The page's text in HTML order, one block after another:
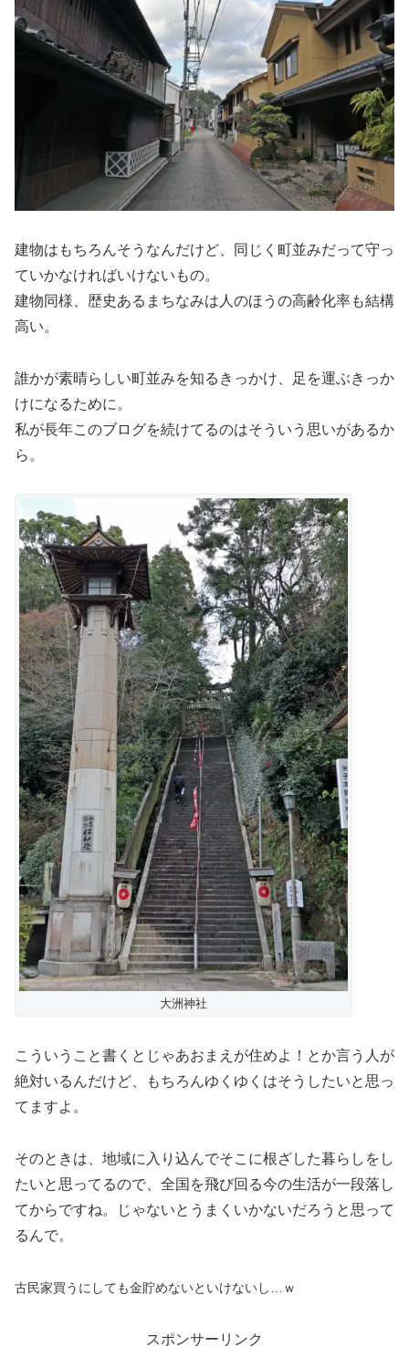
建物はもちろんそうなんだけど、同じく町並みだって守っ
ていかなければいけないもの。
建物同様、歴史あるまちなみは人のほうの高齢化率も結構
高い。
誰かが素晴らしい町並みを知るきっかけ、足を運ぶきっか
けになるために。
私が長年このブログを続けてるのはそういう思いがあるか
ら。
大洲神社
こういうこと書くとじゃあおまえが住めよ！とか言う人が
絶対いるんだけど、もちろんゆくゆくはそうしたいと思っ
てますよ。
そのときは、地域に入り込んでそこに根ざした暮らしをし
たいと思ってるので、全国を飛び回る今の生活が一段落し
てからですね。じゃないとうまくいかないだろうと思って
るんで。
古民家買うにしても金貯めないといけないし…ｗ
スポンサーリンク